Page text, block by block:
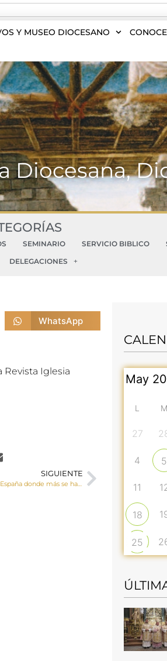
Y MUSEO DIOCESANO
Diocesana,
SEMINARIO SERVICIO BIBLICO
DELEGACIONES
WhatsApp
Iglesia
SIGUIENTE
Cuenca es la sexta provincia de España donde más se ha incrementado el número de declaraciones de la Renta a favor de la Iglesia
L M
27
4 5
11
18
25